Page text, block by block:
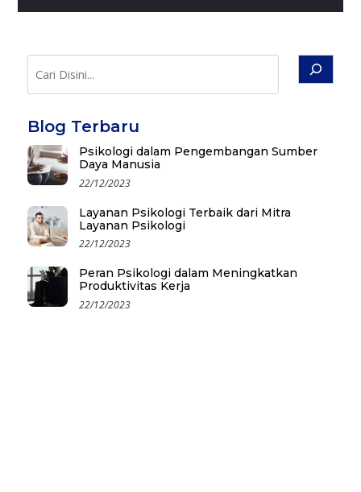
Cari
Blog Terbaru
Psikologi dalam Pengembangan Sumber
Daya Manusia
22/12/2023
Layanan Psikologi Terbaik dari Mitra
Layanan Psikologi
22/12/2023
Peran Psikologi dalam Meningkatkan
Produktivitas Kerja
22/12/2023